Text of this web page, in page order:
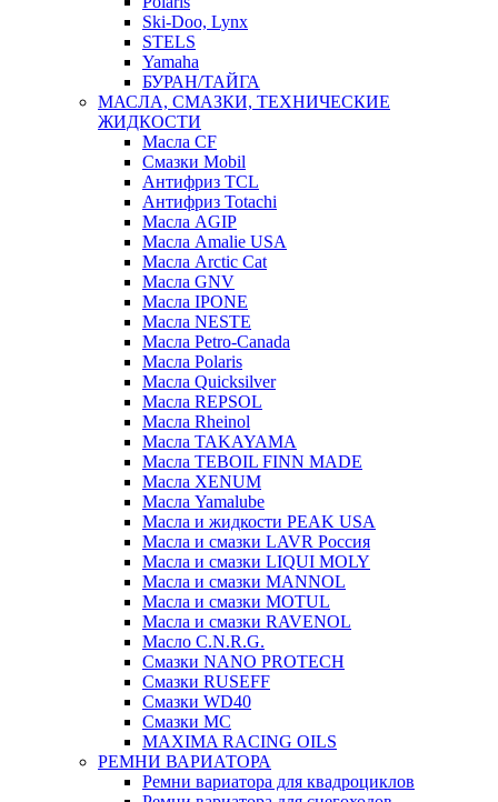
Ski-Doo, Lynx
STELS
Yamaha
БУРАН/ТАЙГА
МАСЛА, СМАЗКИ, ТЕХНИЧЕСКИЕ
ЖИДКОСТИ
Масла CF
Смазки Mobil
Антифриз TCL
Антифриз Totachi
Масла AGIP
Масла Amalie USA
Масла Arctic Cat
Масла GNV
Масла IPONE
Масла NESTE
Масла Petro-Canada
Масла Polaris
Масла Quicksilver
Масла REPSOL
Масла Rheinol
Масла TAKAYAMA
Масла TEBOIL FINN MADE
Масла XENUM
Масла Yamalube
Масла и жидкости PEAK USA
Масла и смазки LAVR Россия
Масла и смазки LIQUI MOLY
Масла и смазки MANNOL
Масла и смазки MOTUL
Масла и смазки RAVENOL
Масло C.N.R.G.
Смазки NANO PROTECH
Смазки RUSEFF
Смазки WD40
Смазки МС
MAXIMA RACING OILS
РЕМНИ ВАРИАТОРА
Ремни вариатора для квадроциклов